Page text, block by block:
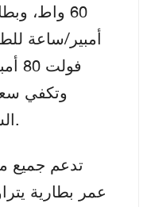
وتكفي
الشوارع بثبات لفترات طويلة.
تدعم جميع